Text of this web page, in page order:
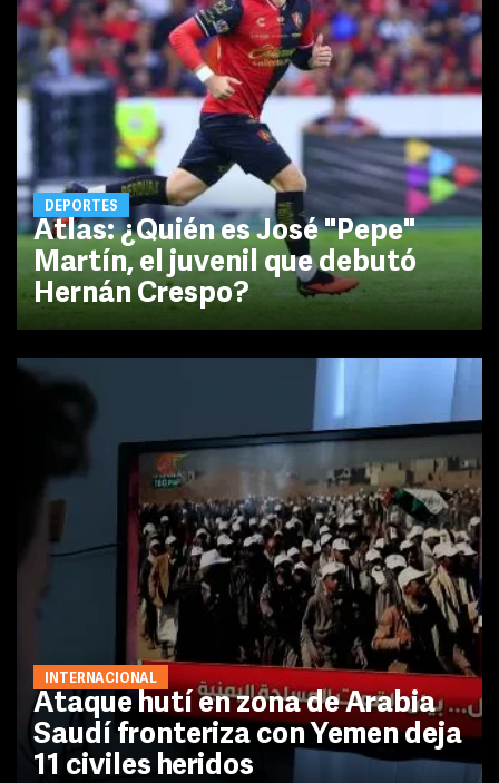
DEPORTES
Atlas: ¿Quién es José "Pepe"
Martín, el juvenil que debutó
Hernán Crespo?
INTERNACIONAL
Ataque hutí en zona de Arabia
Saudí fronteriza con Yemen deja
11 civiles heridos